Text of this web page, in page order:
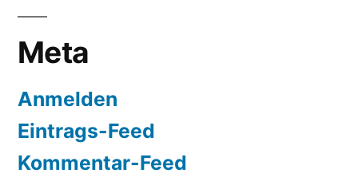
Meta
Anmelden
Eintrags-Feed
Kommentar-Feed